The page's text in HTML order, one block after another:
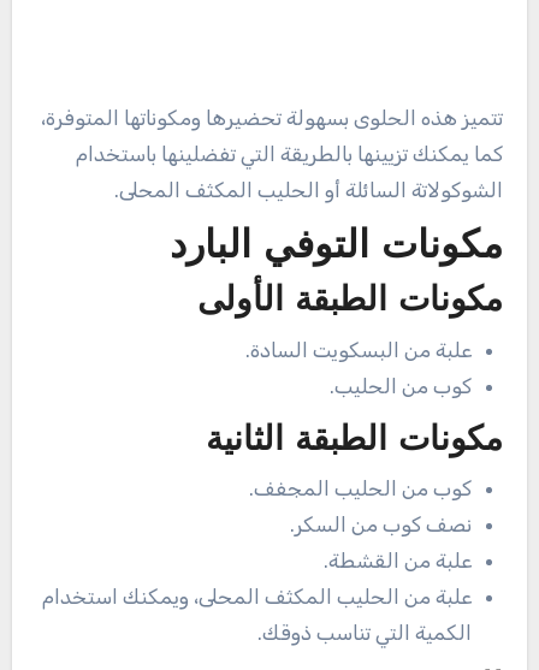
تتميز هذه الحلوى بسهولة تحضيرها ومكوناتها المتوفرة،
كما يمكنك تزيينها بالطريقة التي تفضلينها باستخدام
الشوكولاتة السائلة أو الحليب المكثف المحلى.
مكونات التوفي البارد
مكونات الطبقة الأولى
علبة من البسكويت السادة.
كوب من الحليب.
مكونات الطبقة الثانية
كوب من الحليب المجفف.
نصف كوب من السكر.
علبة من القشطة.
علبة من الحليب المكثف المحلى، ويمكنك استخدام
الكمية التي تناسب ذوقك.